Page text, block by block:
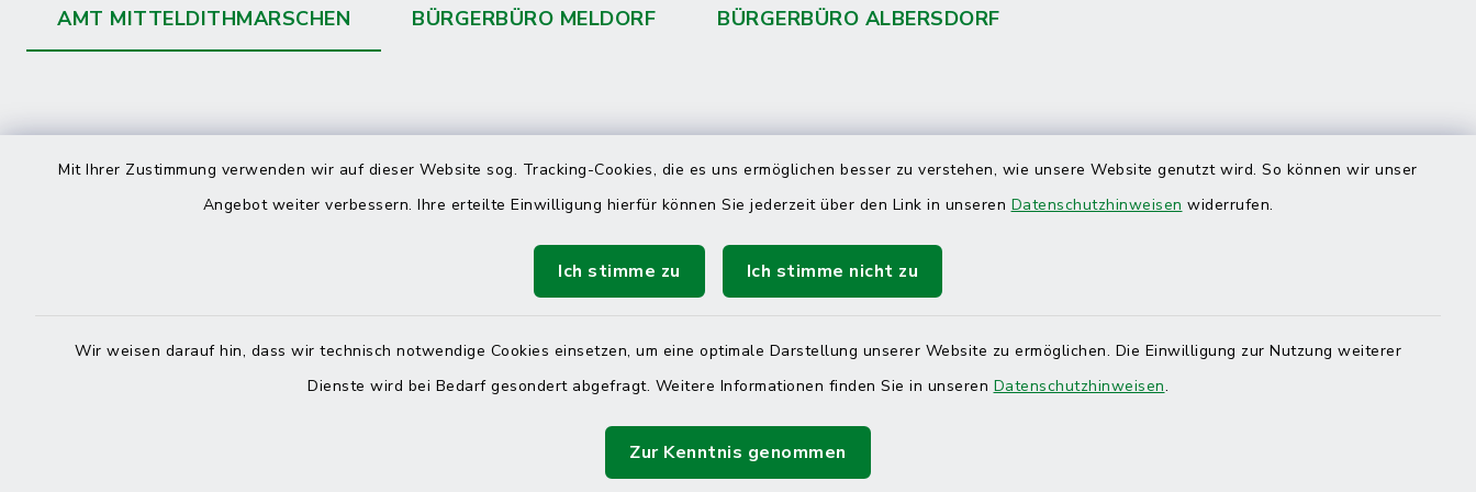
Mit Ihrer Zustimmung verwenden wir auf dieser Website sog. Tracking-Cookies, die es uns ermöglichen besser zu verstehen, wie unsere Website genutzt wird. So können wir unser
Angebot weiter verbessern. Ihre erteilte Einwilligung hierfür können Sie jederzeit über den Link in unseren Datenschutzhinweisen widerrufen.
Ich stimme zu Ich stimme nicht zu
Wir weisen darauf hin, dass wir technisch notwendige Cookies einsetzen, um eine optimale Darstellung unserer Website zu ermöglichen. Die Einwilligung zur Nutzung weiterer
Dienste wird bei Bedarf gesondert abgefragt. Weitere Informationen finden Sie in unseren Datenschutzhinweisen.
Zur Kenntnis genommen
AMT MITTELDITHMARSCHEN BÜRGERBÜRO MELDORF BÜRGERBÜRO ALBERSDORF
Kontakt
04832 6065-215
direkte telefonische Erreichbarkeit per
Durchwahl
Montag - Donnerstag
08:00 Uhr – 12:00 Uhr
14:00 Uhr – 16:00 Uhr
Online-Terminvereinbarung